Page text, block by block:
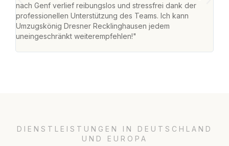
nach Genf verlief reibungslos und stressfrei dank der
professionellen Unterstützung des Teams. Ich kann
Umzugskönig Dresner Recklinghausen jedem
uneingeschränkt weiterempfehlen!"
DIENSTLEISTUNGEN IN DEUTSCHLAND
UND EUROPA